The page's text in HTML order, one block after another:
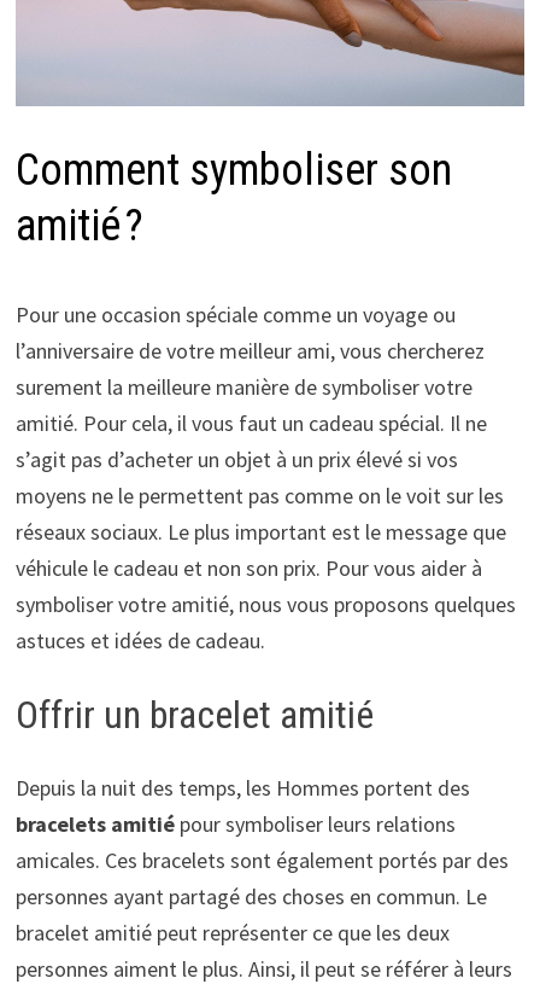
Comment symboliser son
amitié ?
Pour une occasion spéciale comme un voyage ou
l’anniversaire de votre meilleur ami, vous chercherez
surement la meilleure manière de symboliser votre
amitié. Pour cela, il vous faut un cadeau spécial. Il ne
s’agit pas d’acheter un objet à un prix élevé si vos
moyens ne le permettent pas comme on le voit sur les
réseaux sociaux. Le plus important est le message que
véhicule le cadeau et non son prix. Pour vous aider à
symboliser votre amitié, nous vous proposons quelques
astuces et idées de cadeau.
Offrir un bracelet amitié
Depuis la nuit des temps, les Hommes portent des
bracelets amitiépour symboliser leurs relations
amicales. Ces bracelets sont également portés par des
personnes ayant partagé des choses en commun. Le
bracelet amitié peut représenter ce que les deux
personnes aiment le plus. Ainsi, il peut se référer à leurs